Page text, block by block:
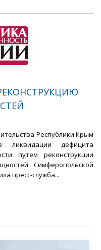
Республики Крым
дефицита
путем реконструкции
Симферопольской
пресс-служба...